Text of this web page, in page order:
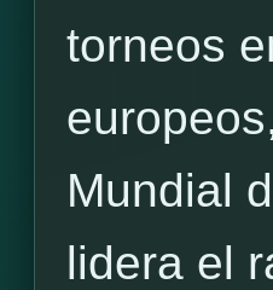
torneos
Mundial
lidera el